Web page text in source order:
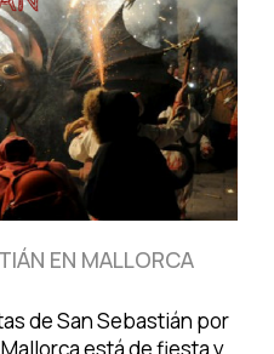
EN MALLORCA
de San Sebastián por